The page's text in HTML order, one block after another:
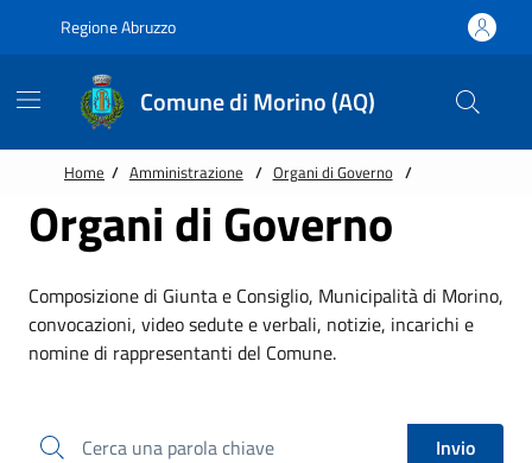
Regione Abruzzo
Comune di Morino (AQ)
Home / Amministrazione / Organi di Governo /
Organi di Governo
Composizione di Giunta e Consiglio, Municipalità di Morino,
convocazioni, video sedute e verbali, notizie, incarichi e
nomine di rappresentanti del Comune.
Cerca una parola chiave Invio